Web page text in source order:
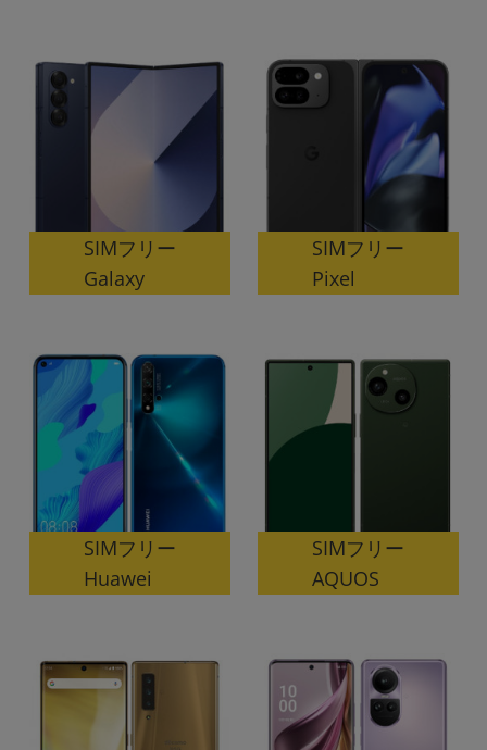
SIMフリー
Galaxy
SIMフリー
Pixel
SIMフリー
Huawei
SIMフリー
AQUOS
商品の搭載機能による絞り込み
「5G対応」「防水」「ワンセグ」など
ドライブ
「新品」「未使用」「中古」など
CPUの絞り込み
OSの絞り込み
メモリ
~
~
モニタサイズ
価格
円